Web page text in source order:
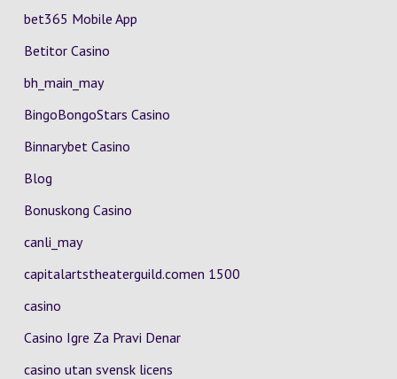
bet365 Mobile App
Betitor Casino
bh_main_may
BingoBongoStars Casino
Binnarybet Casino
Blog
Bonuskong Casino
canli_may
capitalartstheaterguild.comen 1500
casino
Casino Igre Za Pravi Denar
casino utan svensk licens